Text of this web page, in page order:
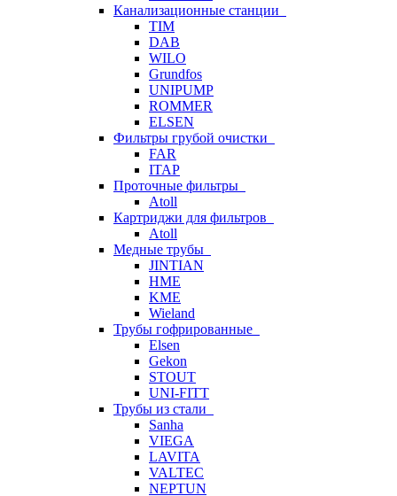
Канализационные станции
TIM
DAB
WILO
Grundfos
UNIPUMP
ROMMER
ELSEN
Фильтры грубой очистки
FAR
ITAP
Проточные фильтры
Atoll
Картриджи для фильтров
Atoll
Медные трубы
JINTIAN
HME
KME
Wieland
Трубы гофрированные
Elsen
Gekon
STOUT
UNI-FITT
Трубы из стали
Sanha
VIEGA
LAVITA
VALTEC
NEPTUN